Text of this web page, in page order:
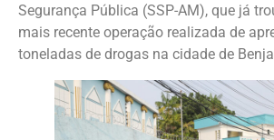
Segurança Pública (SSP-AM), que já
mais recente operação realizada de
toneladas de drogas na cidade de